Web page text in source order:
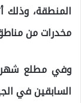
المنطقة،
مخدرات من
وفي مطلع شهر
السابقين في